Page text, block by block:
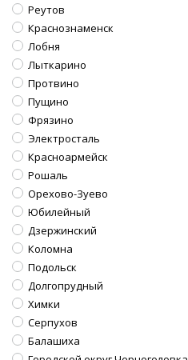
Реутов
Краснознаменск
Лобня
Лыткарино
Протвино
Пущино
Фрязино
Электросталь
Красноармейск
Рошаль
Орехово-Зуево
Юбилейный
Дзержинский
Коломна
Подольск
Долгопрудный
Химки
Серпухов
Балашиха